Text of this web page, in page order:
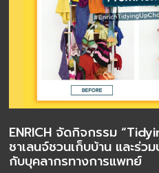
ENRICH จัดกิจกรรม
ชาเลนจ์ชวนเก็บบ้าน และร่ว
กับบุคลากรทางการแพทย์